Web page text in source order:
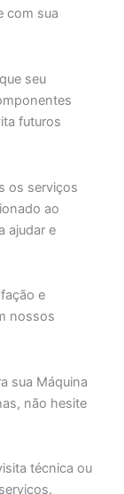
com sua
seu
futuros
os serviços
ao
ajudar e
e
nossos
sua Máquina
não hesite
técnica ou